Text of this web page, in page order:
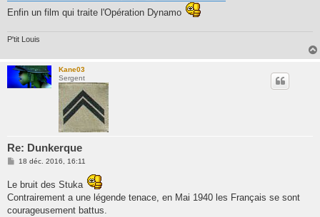
Enfin un film qui traite l'Opération Dynamo
P'tit Louis
Kane03
Sergent
Re: Dunkerque
M
s
a
g
e
18 déc. 2016, 16:11
Le bruit des Stuka
Contrairement a une légende tenace, en Mai 1940 les Français se sont
courageusement battus.